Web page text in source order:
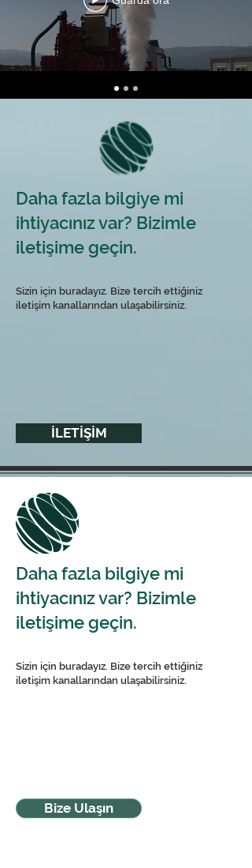
Daha fazla bilgiye mi
ihtiyacınız var? Bizimle
iletişime geçin.
Sizin için buradayız. Bize tercih ettiğiniz
iletişim kanallarından ulaşabilirsiniz.
İLETİŞİM
Daha fazla bilgiye mi
ihtiyacınız var? Bizimle
iletişime geçin.
Sizin için buradayız. Bize tercih ettiğiniz
iletişim kanallarından ulaşabilirsiniz.
Bize Ulaşın